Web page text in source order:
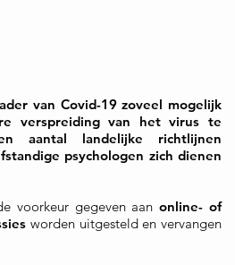
van Covid-19 zoveel mogelijk
verspreiding van het virus te
aantal landelijke richtlijnen
psychologen zich dienen
voorkeur gegeven aanonline- of
worden uitgesteld en vervangen